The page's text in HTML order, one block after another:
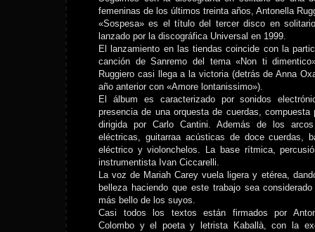
femeninas de los últimos treinta años, Antonella
«Sospesa» es el título del tercer disco en
lanzado por la discográfica Universal en 1999.
El lanzamiento en las tiendas coincide con la
canción de Sanremo del tema «Non ti
Ruggiero casi llega a la victoria (detrás de Anna
año anterior con «Amore lontanissimo»).
El álbum es caracterizado por sonidos
presencia de una orquesta de cuerdas,
dirigida por Carlo Cantini. Además de los
eléctricas, guitarraa acústicas de doce cuerdas,
eléctrico y violonchelos. La base rítmica,
instrumentista Ivan Ciccarelli.
La voz de Mariah Carey vuela ligera y etérea,
belleza haciendo que este trabajo sea
más bello de los suyos.
Casi todos los textos están firmados por
Colombo y el poeta y letrista Kaballà, con la